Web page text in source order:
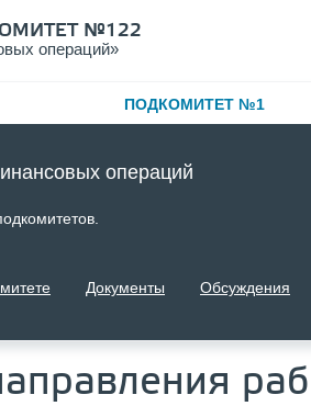
№122
операций»
ПОДКОМИТЕТ №1
операций
Документы Обсуждения